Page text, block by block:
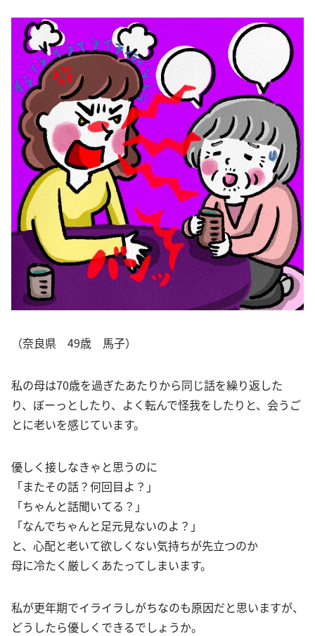
（奈良県 49歳 馬子）
私の母は70歳を過ぎたあたりから同じ話を繰り返した
り、ぼーっとしたり、よく転んで怪我をしたりと、会うご
とに老いを感じています。
優しく接しなきゃと思うのに
「またその話？何回目よ？」
「ちゃんと話聞いてる？」
「なんでちゃんと足元見ないのよ？」
と、心配と老いて欲しくない気持ちが先立つのか
母に冷たく厳しくあたってしまいます。
私が更年期でイライラしがちなのも原因だと思いますが、
どうしたら優しくできるでしょうか。